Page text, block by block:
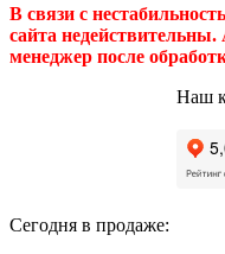
В связи с
сайта
менеджер после
Наш
Сегодня в продаже: